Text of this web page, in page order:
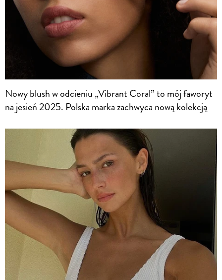
Nowy blush w odcieniu „Vibrant Coral” to mój faworyt
na jesień 2025. Polska marka zachwyca nową kolekcją